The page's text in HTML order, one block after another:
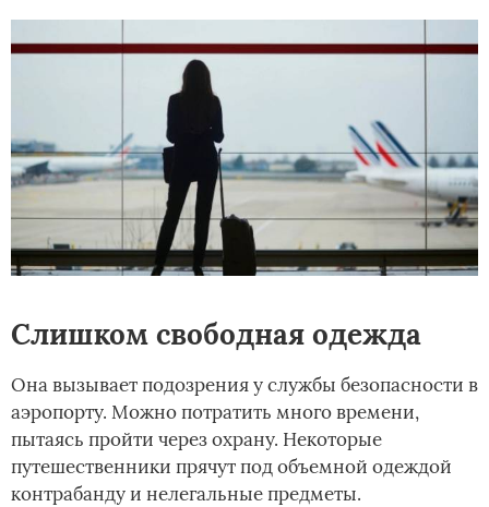
Слишком свободная одежда
Она вызывает подозрения у службы безопасности в
аэропорту. Можно потратить много времени,
пытаясь пройти через охрану. Некоторые
путешественники прячут под объемной одеждой
контрабанду и нелегальные предметы.